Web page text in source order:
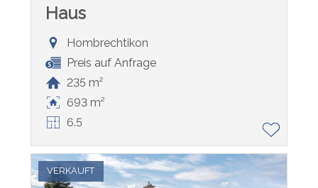
Haus
Hombrechtikon
Preis auf Anfrage
235 m²
693 m²
6.5
VERKAUFT